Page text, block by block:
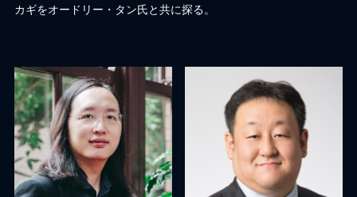
カギをオードリー・タン氏と共に探る。